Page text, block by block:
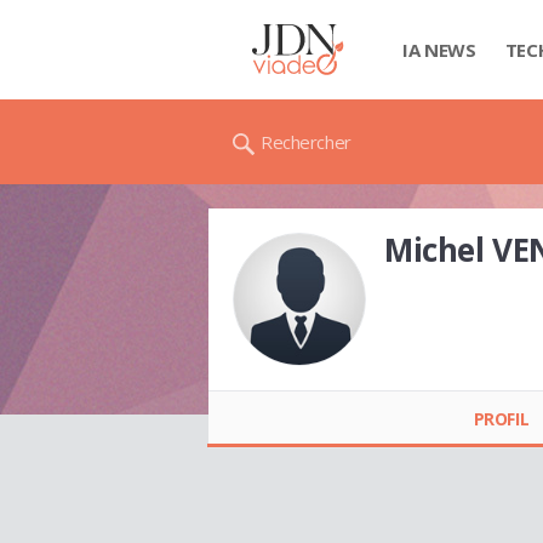
IA NEWS
Rechercher
Michel
PROFIL